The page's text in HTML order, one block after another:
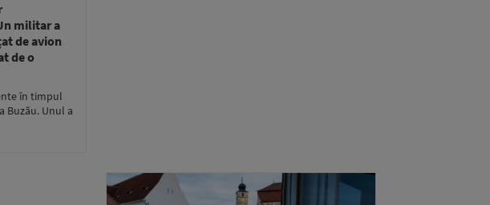
militar a
de avion
de o
în timpul
Buzău. Unul a